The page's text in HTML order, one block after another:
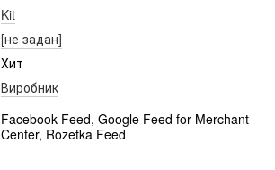
Kit
[не задан]
Хит
Виробник
Facebook Feed, Google Feed for Merchant
Center, Rozetka Feed